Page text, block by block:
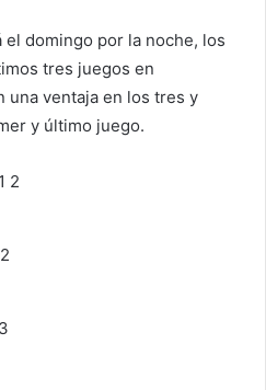
el domingo por la noche, los
tres juegos en
una ventaja en los tres y
y último juego.